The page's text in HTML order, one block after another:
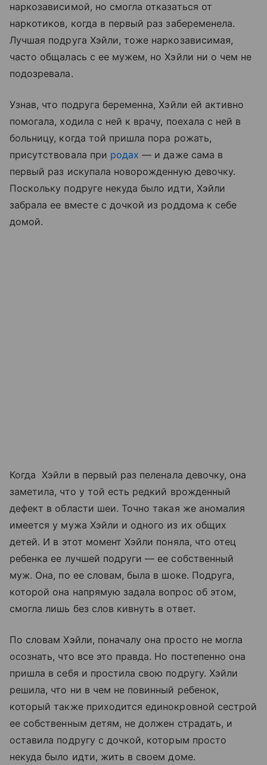
наркозависимой, но смогла отказаться от
наркотиков, когда в первый раз забеременела.
Лучшая подруга Хэйли, тоже наркозависимая,
часто общалась с ее мужем, но Хэйли ни о чем не
подозревала.
Узнав, что подруга беременна, Хэйли ей активно
помогала, ходила с ней к врачу, поехала с ней в
больницу, когда той пришла пора рожать,
присутствовала при родах — и даже сама в
первый раз искупала новорожденную девочку.
Поскольку подруге некуда было идти, Хэйли
забрала ее вместе с дочкой из роддома к себе
домой.
Когда Хэйли в первый раз пеленала девочку, она
заметила, что у той есть редкий врожденный
дефект в области шеи. Точно такая же аномалия
имеется у мужа Хэйли и одного из их общих
детей. И в этот момент Хэйли поняла, что отец
ребенка ее лучшей подруги — ее собственный
муж. Она, по ее словам, была в шоке. Подруга,
которой она напрямую задала вопрос об этом,
смогла лишь без слов кивнуть в ответ.
По словам Хэйли, поначалу она просто не могла
осознать, что все это правда. Но постепенно она
пришла в себя и простила свою подругу. Хэйли
решила, что ни в чем не повинный ребенок,
который также приходится единокровной сестрой
ее собственным детям, не должен страдать, и
оставила подругу с дочкой, которым просто
некуда было идти, жить в своем доме.